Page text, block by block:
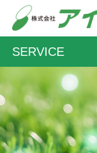
SERVICE